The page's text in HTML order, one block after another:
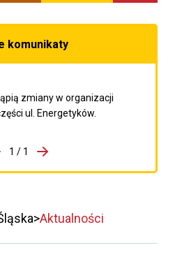
komunikaty
zmiany w organizacji
ul. Energetyków.
1 / 1
Przejdź do następnego
Aktualności